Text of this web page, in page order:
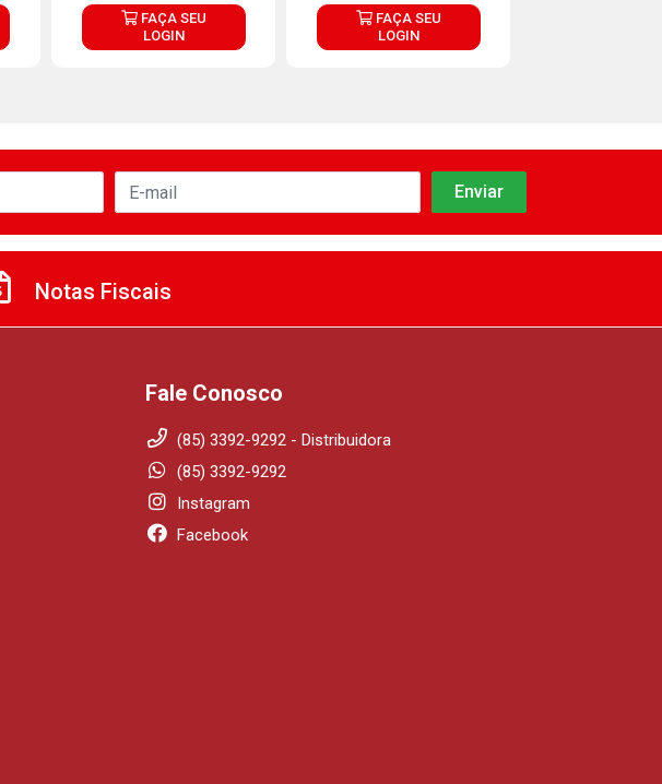
FAÇA SEU
LOGIN
FAÇA SEU
LOGIN
Notas Fiscais
Fale Conosco
(85) 3392-9292 - Distribuidora
(85) 3392-9292
Instagram
Facebook